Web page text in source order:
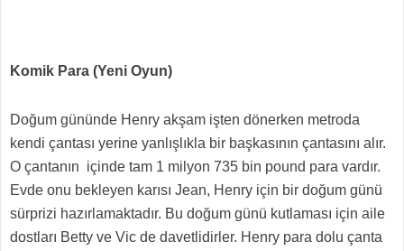
Komik Para (Yeni Oyun)
Doğum gününde Henry akşam işten dönerken metroda
kendi çantası yerine yanlışlıkla bir başkasının çantasını alır.
O çantanın içinde tam 1 milyon 735 bin pound para vardır.
Evde onu bekleyen karısı Jean, Henry için bir doğum günü
sürprizi hazırlamaktadır. Bu doğum günü kutlaması için aile
dostları Betty ve Vic de davetlidirler. Henry para dolu çanta